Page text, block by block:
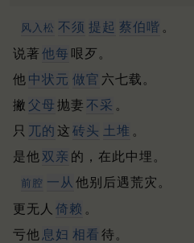
风入松 不须 提起 蔡伯喈 。
说著 他每 哏歹。
他 中状元 做官 六七载。
撇 父母 抛妻 不采 。
只 兀的 这 砖头 土堆 。
是他 双亲 的，在此中埋。
前腔 一从 他别后遇荒灾。
更无人 倚赖 。
亏他 息妇 相看 待。